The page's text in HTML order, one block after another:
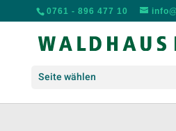
0761 - 896 477 10
Seite wählen